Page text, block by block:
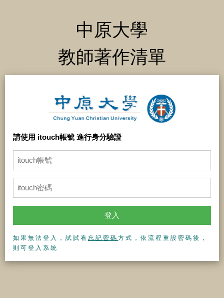
中原大學
教師著作清單
請使用 itouch帳號 進行身分驗證
登入
如果無法登入，試試看 忘記密碼 方式，依流程重設密碼後，
則可登入系統